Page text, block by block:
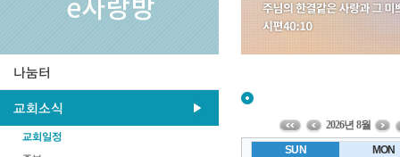
2026년 8월
SUN
MON